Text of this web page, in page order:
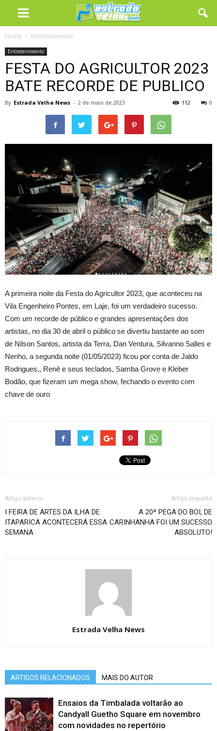
Home Entretenimento
Entretenimento
FESTA DO AGRICULTOR 2023
BATE RECORDE DE PUBLICO
By Estrada Velha News - 2 de maio de 2023 0
112
A primeira noite da Festa do Agricultor 2023, que aconteceu na
Vila Engenheiro Pontes, em Laje, foi um verdadeiro sucesso.
Com um recorde de público e grandes apresentações dos
artistas, no dia 30 de abril o público se divertiu bastante ao som
de Nilson Santos, artista da Terra, Dan Ventura, Silvanno Salles e
Nenho, a segunda noite (01/05/2023) ficou por conta de Jaldo
Rodrigues,, Renê e seus teclados, Samba Grove e Kleber
Bodão, que fizeram um mega show, fechando o evento com
chave de ouro
Artigo anterior
I FEIRA DE ARTES DA ILHA DE
ITAPARICA ACONTECERÁ ESSA
SEMANA
Artigo seguinte
A 20ª PEGA DO BOI, DE
CARINHANHA FOI UM SUCESSO
ABSOLUTO!
Estrada Velha News
ARTIGOS RELACIONADOS MAIS DO AUTOR
Ensaios da Timbalada voltarão ao
Candyall Guetho Square em novembro
com novidades no repertório